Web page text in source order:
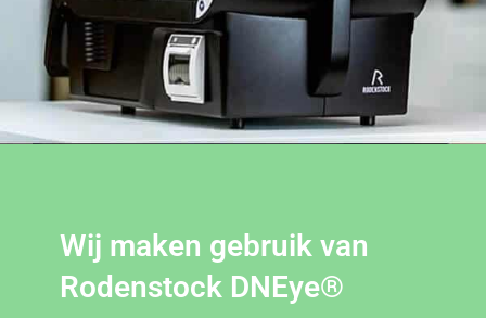
Wij maken gebruik van
Rodenstock DNEye®